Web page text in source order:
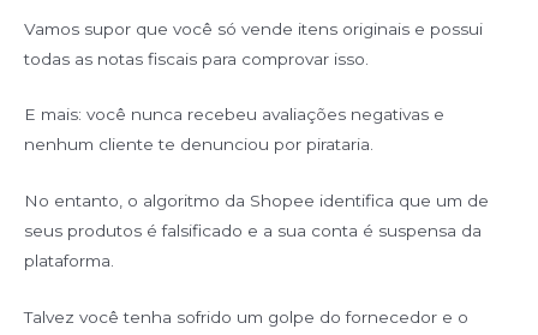
Vamos supor que você só vende itens originais e possui
todas as notas fiscais para comprovar isso.
E mais: você nunca recebeu avaliações negativas e
nenhum cliente te denunciou por pirataria.
No entanto, o algoritmo da Shopee identifica que um de
seus produtos é falsificado e a sua conta é suspensa da
plataforma.
Talvez você tenha sofrido um golpe do fornecedor e o